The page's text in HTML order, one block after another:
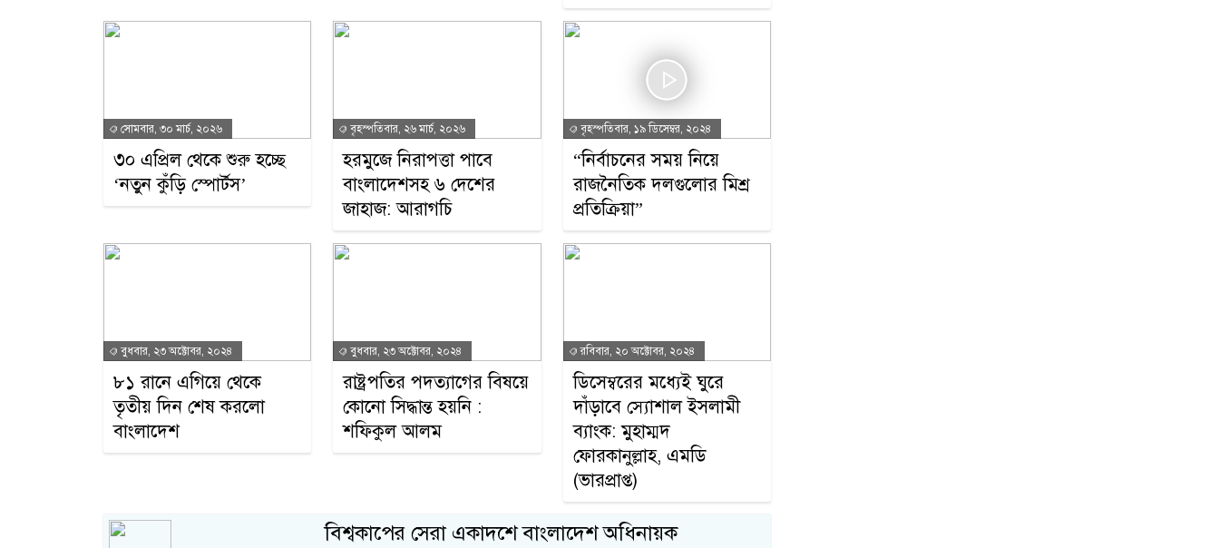
সোমবার, ৩০ মার্চ, ২০২৬
৩০ এপ্রিল থেকে শুরু হচ্ছে
‘নতুন কুঁড়ি স্পোর্টস’
বৃহস্পতিবার, ২৬ মার্চ, ২০২৬
হরমুজে নিরাপত্তা পাবে
বাংলাদেশসহ ৬ দেশের
জাহাজ: আরাগচি
বৃহস্পতিবার, ১৯ ডিসেম্বর, ২০২৪
“নির্বাচনের সময় নিয়ে
রাজনৈতিক দলগুলোর মিশ্র
প্রতিক্রিয়া”
বুধবার, ২৩ অক্টোবর, ২০২৪
৮১ রানে এগিয়ে থেকে
তৃতীয় দিন শেষ করলো
বাংলাদেশ
বুধবার, ২৩ অক্টোবর, ২০২৪
রাষ্ট্রপতির পদত্যাগের বিষয়ে
কোনো সিদ্ধান্ত হয়নি :
শফিকুল আলম
রবিবার, ২০ অক্টোবর, ২০২৪
ডিসেম্বরের মধ্যেই ঘুরে
দাঁড়াবে স্যোশাল ইসলামী
ব্যাংক: মুহাম্মদ
ফোরকানুল্লাহ, এমডি
(ভারপ্রাপ্ত)
বিশ্বকাপের সেরা একাদশে বাংলাদেশ অধিনায়ক